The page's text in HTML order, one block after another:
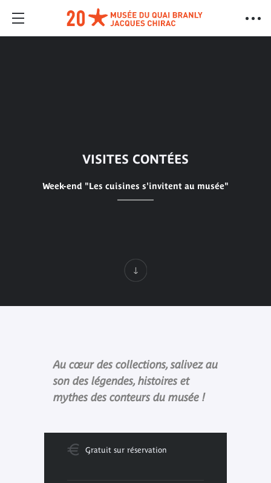
VISITES CONTÉES
Week-end "Les cuisines s'invitent au musée"
Au cœur des collections, salivez au
son des légendes, histoires et
mythes des conteurs du musée !
Gratuit sur réservation